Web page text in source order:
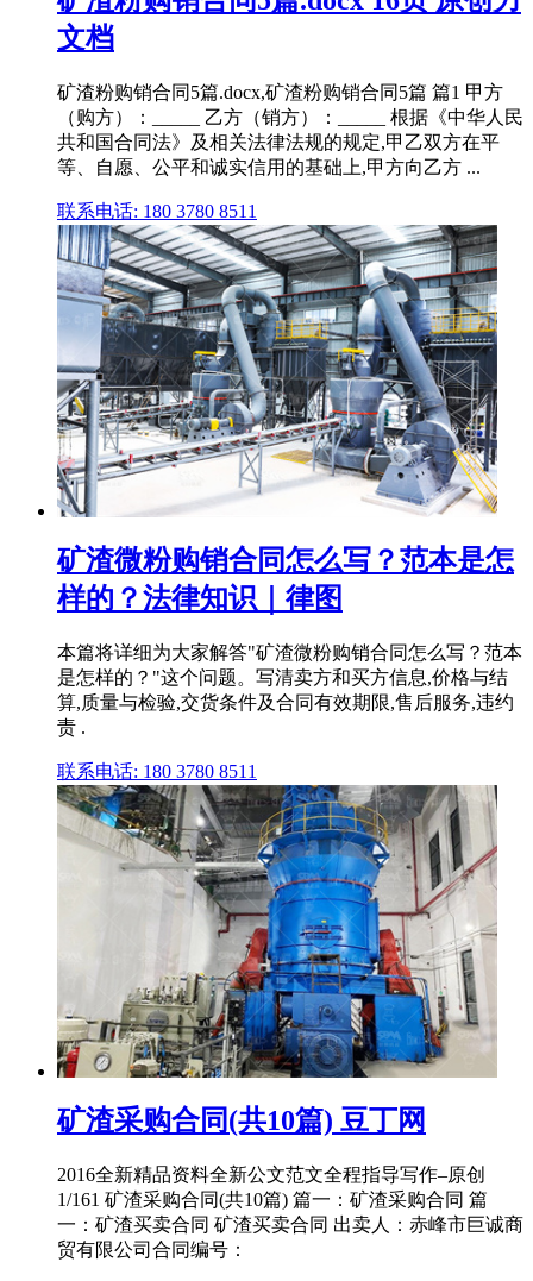
文档
矿渣粉购销合同5篇.docx,矿渣粉购销合同5篇 篇1 甲方
（购方）：_____ 乙方（销方）：_____ 根据《中华人民
共和国合同法》及相关法律法规的规定,甲乙双方在平
等、自愿、公平和诚实信用的基础上,甲方向乙方 ...
联系电话: 180 3780 8511
矿渣微粉购销合同怎么写？范本是怎
样的？法律知识｜律图
本篇将详细为大家解答"矿渣微粉购销合同怎么写？范本
是怎样的？"这个问题。写清卖方和买方信息,价格与结
算,质量与检验,交货条件及合同有效期限,售后服务,违约
责 .
联系电话: 180 3780 8511
矿渣采购合同(共10篇) 豆丁网
2016全新精品资料全新公文范文全程指导写作–原创
1/161 矿渣采购合同(共10篇) 篇一：矿渣采购合同 篇
一：矿渣买卖合同 矿渣买卖合同 出卖人：赤峰市巨诚商
贸有限公司合同编号：